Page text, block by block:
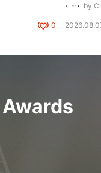
0
by